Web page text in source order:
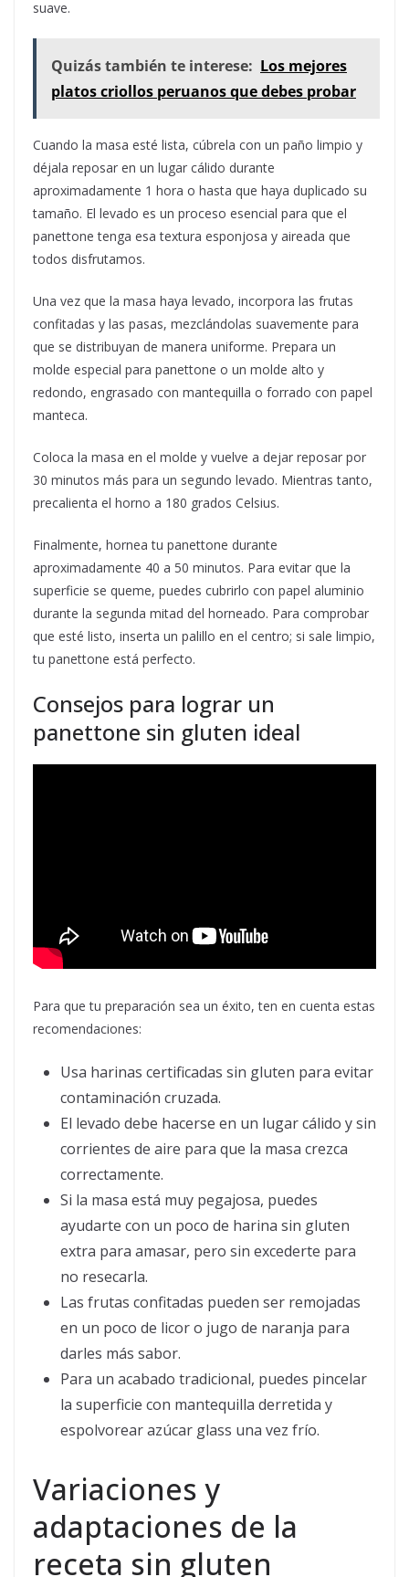
suave.
Quizás también te interese: Los mejores
platos criollos peruanos que debes probar
Cuando la masa esté lista, cúbrela con un paño limpio y
déjala reposar en un lugar cálido durante
aproximadamente 1 hora o hasta que haya duplicado su
tamaño. El levado es un proceso esencial para que el
panettone tenga esa textura esponjosa y aireada que
todos disfrutamos.
Una vez que la masa haya levado, incorpora las frutas
confitadas y las pasas, mezclándolas suavemente para
que se distribuyan de manera uniforme. Prepara un
molde especial para panettone o un molde alto y
redondo, engrasado con mantequilla o forrado con papel
manteca.
Coloca la masa en el molde y vuelve a dejar reposar por
30 minutos más para un segundo levado. Mientras tanto,
precalienta el horno a 180 grados Celsius.
Finalmente, hornea tu panettone durante
aproximadamente 40 a 50 minutos. Para evitar que la
superficie se queme, puedes cubrirlo con papel aluminio
durante la segunda mitad del horneado. Para comprobar
que esté listo, inserta un palillo en el centro; si sale limpio,
tu panettone está perfecto.
Consejos para lograr un
panettone sin gluten ideal
Para que tu preparación sea un éxito, ten en cuenta estas
recomendaciones:
Usa harinas certificadas sin gluten para evitar
contaminación cruzada.
El levado debe hacerse en un lugar cálido y sin
corrientes de aire para que la masa crezca
correctamente.
Si la masa está muy pegajosa, puedes
ayudarte con un poco de harina sin gluten
extra para amasar, pero sin excederte para
no resecarla.
Las frutas confitadas pueden ser remojadas
en un poco de licor o jugo de naranja para
darles más sabor.
Para un acabado tradicional, puedes pincelar
la superficie con mantequilla derretida y
espolvorear azúcar glass una vez frío.
Variaciones y
adaptaciones de la
receta sin gluten